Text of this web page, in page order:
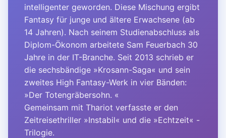
intelligenter geworden. Diese Mischung ergibt
Fantasy für junge und ältere Erwachsene (ab
14 Jahren). Nach seinem Studienabschluss als
Diplom-Ökonom arbeitete Sam Feuerbach 30
Jahre in der IT-Branche. Seit 2013 schrieb er
die sechsbändige »Krosann-Saga« und sein
zweites High Fantasy-Werk in vier Bänden:
»Der Totengräbersohn. «
Gemeinsam mit Thariot verfasste er den
Zeitreisethriller »Instabil« und die »Echtzeit« -
Trilogie.